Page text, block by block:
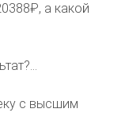
а какой
с высшим